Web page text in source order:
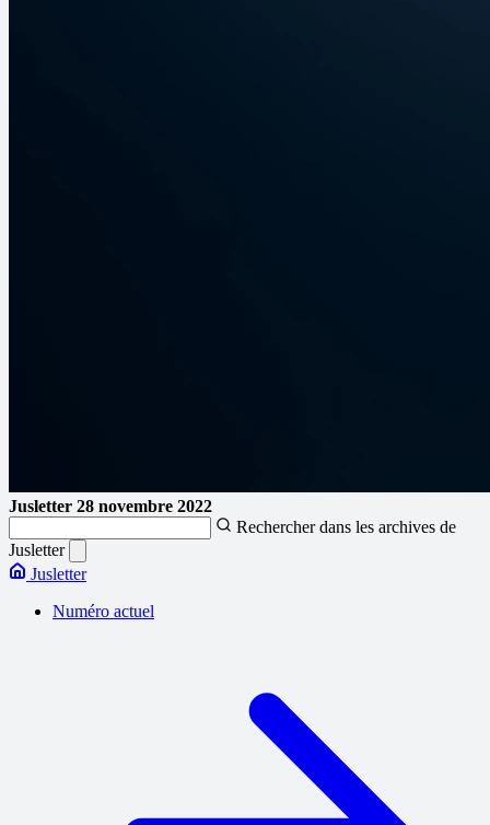
Jusletter 28 novembre 2022
Rechercher dans les archives de
Jusletter
Jusletter
Numéro actuel